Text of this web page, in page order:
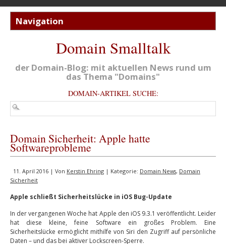
Domain Smalltalk
der Domain-Blog: mit aktuellen News rund um
das Thema "Domains"
DOMAIN-ARTIKEL SUCHE:
Domain Sicherheit: Apple hatte
Softwareprobleme
11. April 2016 | Von Kerstin Ehring | Kategorie: Domain News, Domain
Sicherheit
Apple schließt Sicherheitslücke in iOS Bug-Update
In der vergangenen Woche hat Apple den iOS 9.3.1 veröffentlicht. Leider
hat diese kleine, feine Software ein großes Problem. Eine
Sicherheitslücke ermöglicht mithilfe von Siri den Zugriff auf persönliche
Daten – und das bei aktiver Lockscreen-Sperre.